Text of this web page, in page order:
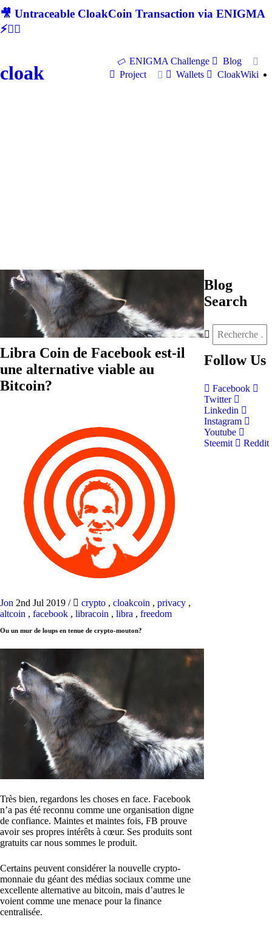
🎥 Untraceable CloakCoin Transaction via ENIGMA
⚡🕵‍♂
cloak
ENIGMA Challenge
Blog
Project
Wallets CloakWiki
Libra Coin de Facebook est-il
une alternative viable au
Bitcoin?
Jon 2nd Jul 2019 / crypto , cloakcoin , privacy ,
altcoin , facebook , libracoin , libra , freedom
Ou un mur de loups en tenue de crypto-mouton?
Très bien, regardons les choses en face. Facebook
n’a pas été reconnu comme une organisation digne
de confiance. Maintes et maintes fois, FB prouve
avoir ses propres intérêts à cœur. Ses produits sont
gratuits car nous sommes le produit.
Certains peuvent considérer la nouvelle crypto-
monnaie du géant des médias sociaux comme une
excellente alternative au bitcoin, mais d’autres le
voient comme une menace pour la finance
centralisée.
Blog
Search
Follow Us
Facebook
Twitter
Linkedin
Instagram
Youtube
Steemit
Reddit